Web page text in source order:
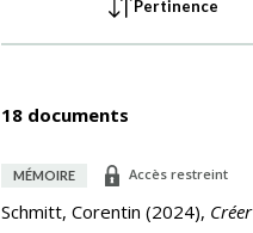
18 documents
MÉMOIRE Accès restreint
Schmitt, Corentin (2024),